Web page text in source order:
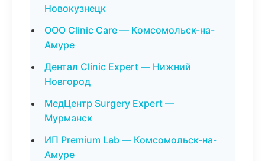
Новокузнецк
ООО Clinic Care — Комсомольск-на-
Амуре
Дентал Clinic Expert — Нижний
Новгород
МедЦентр Surgery Expert —
Мурманск
ИП Premium Lab — Комсомольск-на-
Амуре